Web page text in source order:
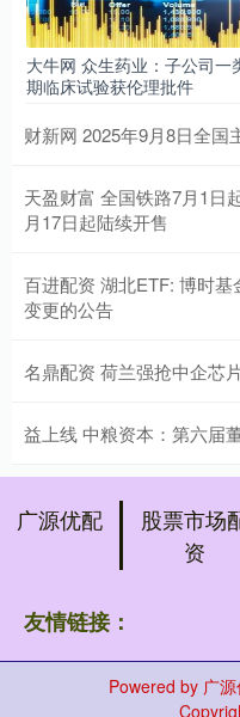
大牛网 众生药业：子公司
期临床试验获伦理批件
财新网 2025年9月8日全
天盈财富 全国铁路7月1日
月17日起陆续开售
百进配资 湖北ETF: 博时
变更的公告
名鼎配资 荷兰强抢中企芯
益上线 中粮资本：第六届
广源优配
股票市场
资
友情链接：
Powered by 广